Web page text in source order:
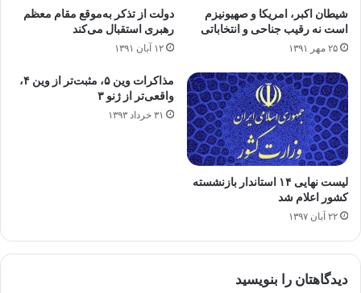
شیطان اکبر، امریکا و صهیونیزم
است نه رقیب جناحی و انتخاباتی
۲۵ مهر ۱۳۹۱
دولت از تذکر به‌موقع مقام معظم
رهبری استقبال می‌کند
۱۲ آبان ۱۳۹۱
لیست نهایی ۱۴ استاندار بازنشسته
کشور اعلام شد
۲۲ آبان ۱۳۹۷
مذاکرات وین ۵، مثبت‌تر از وین ۴،
واقعی‌تر از ژنو ۳
۳۱ خرداد ۱۳۹۳
دیدگاهتان را بنویسید